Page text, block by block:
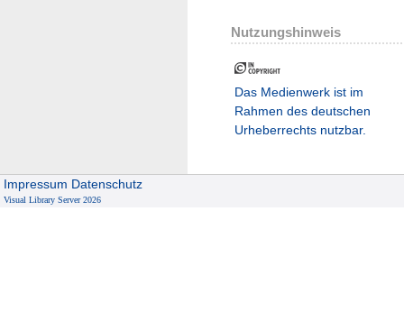
Nutzungshinweis
Das Medienwerk ist im
Rahmen des deutschen
Urheberrechts nutzbar.
Impressum Datenschutz
Visual Library Server 2026